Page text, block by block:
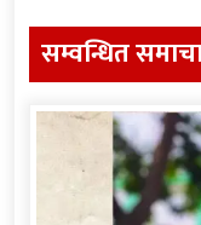
सम्वन्धित